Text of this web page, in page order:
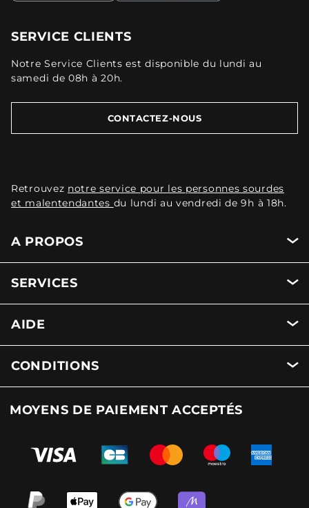
SERVICE CLIENTS
Notre Service Clients est disponible du lundi au
samedi de 08h à 20h.
CONTACTEZ-NOUS
Retrouvez notre service pour les personnes sourdes
et malentendantes du lundi au vendredi de 9h à 18h.
A PROPOS
SERVICES
AIDE
CONDITIONS
MOYENS DE PAIEMENT ACCEPTÉS